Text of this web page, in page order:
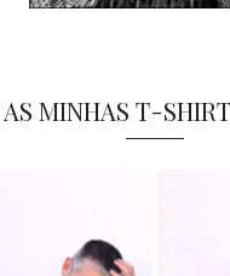
AS MINHAS T-